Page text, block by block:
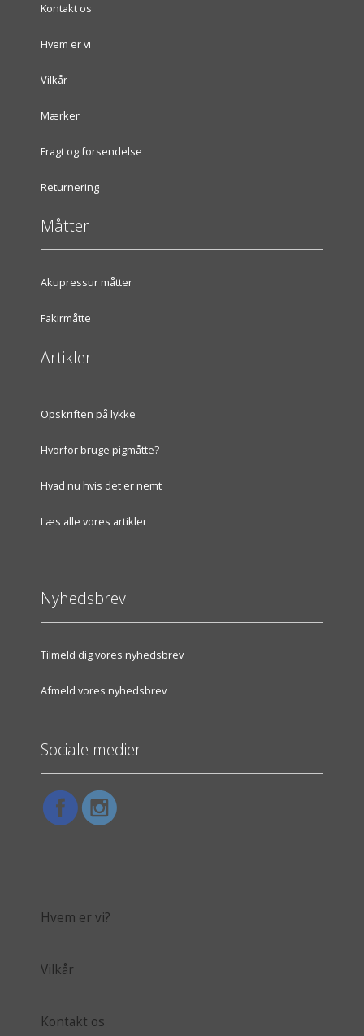
Kontakt os
Hvem er vi
Vilkår
Mærker
Fragt og forsendelse
Returnering
Måtter
Akupressur måtter
Fakirmåtte
Artikler
Opskriften på lykke
Hvorfor bruge pigmåtte?
Hvad nu hvis det er nemt
Læs alle vores artikler
Nyhedsbrev
Tilmeld dig vores nyhedsbrev
Afmeld vores nyhedsbrev
Sociale medier
Hvem er vi?
Vilkår
Kontakt os